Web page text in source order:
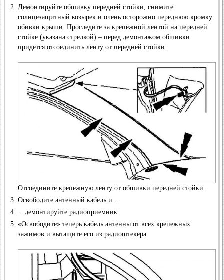
Демонтируйте обшивку передней стойки, снимите
солнцезащитный козырек и очень осторожно переднюю кромку
обивки крыши. Проследите за крепежной лентой на передней
стойке (указана стрелкой) – перед демонтажом обшивки
придется отсоединить ленту от передней стойки.
Отсоедините крепежную ленту от обшивки передней стойки.
Освободите антенный кабель и…
…демонтируйте радиоприемник.
«Освободите» теперь кабель антенны от всех крепежных
зажимов и вытащите его из радиоштекера.